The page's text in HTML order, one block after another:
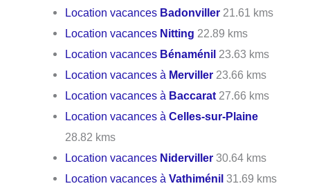
Location vacances Badonviller 21.61 kms
Location vacances Nitting 22.89 kms
Location vacances Bénaménil 23.63 kms
Location vacances à Merviller 23.66 kms
Location vacances à Baccarat 27.66 kms
Location vacances àCelles-sur-Plaine
28.82 kms
Location vacances Niderviller 30.64 kms
Location vacances àVathiménil 31.69 kms